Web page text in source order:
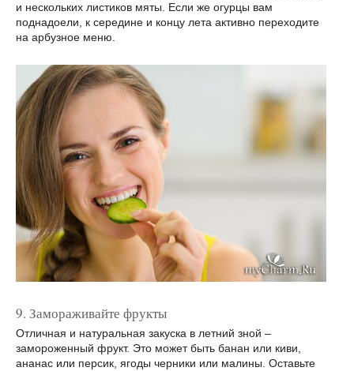
и нескольких листиков мяты. Если же огурцы вам
поднадоели, к середине и концу лета активно переходите
на арбузное меню.
9. Замораживайте фрукты
Отличная и натуральная закуска в летний зной –
замороженный фрукт. Это может быть банан или киви,
ананас или персик, ягоды черники или малины. Оставьте